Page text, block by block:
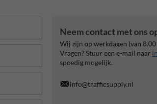
Neem contact met ons
Wij zijn op werkdagen (van
Vragen? Stuur een e-mail naar
spoedig mogelijk.
info@trafficsupply.nl